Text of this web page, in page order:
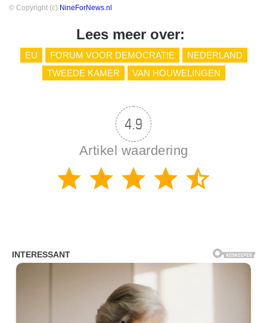
© Copyright (c) NineForNews.nl
Lees meer over:
EU FORUM VOOR DEMOCRATIE
NEDERLAND
TWEEDE KAMER
VAN HOUWELINGEN
4.9
Artikel waardering